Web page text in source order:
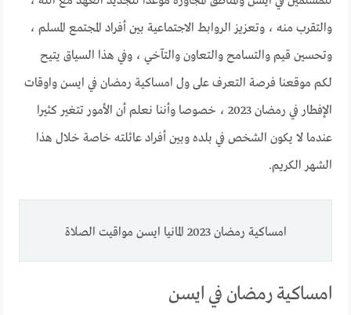
والتقرب منه ، وتعزيز الروابط الاجتماعية بين أفراد المجتمع المسلم ،
وتحسين قيم والتسامح والتعاون والتآخي ، وفي هذا السياق يتيح
لكم موقعنا فرصة التعرف على ول امساكية رمضان في ايسن واوقات
الإفطار في رمضان 2023 ، خصوصا وأننا نعلم أن الأمور تتغير كثيرا
عندما لا يكون الشخص في بلده وبين أفراد عائلته خاصة خلال هذا
الشهر الكريم.
امساكية رمضان 2023 المانيا ايسن مواقيت الصلاة
امساكية رمضان في ايسن